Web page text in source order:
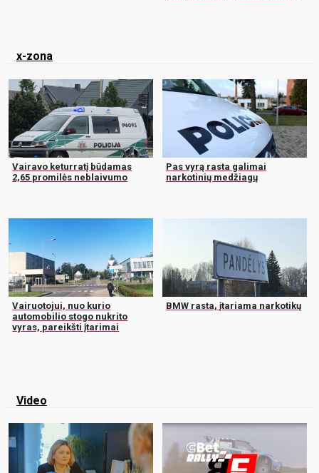
x-zona
Vairavo keturratį būdamas
2,65 promilės neblaivumo
Pas vyrą rasta galimai
narkotinių medžiagų
Vairuotojui, nuo kurio
automobilio stogo nukrito
vyras, pareikšti įtarimai
BMW rasta, įtariama narkotikų
Video